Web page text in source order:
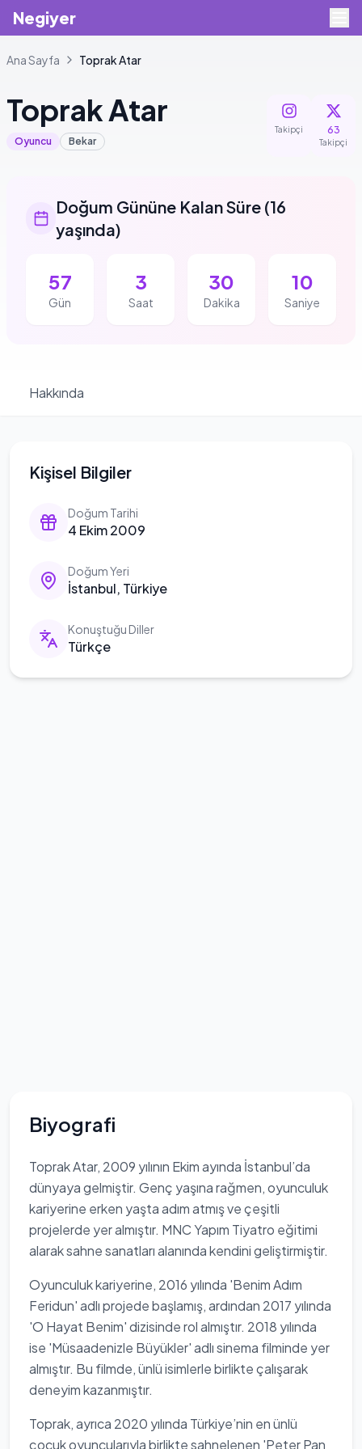
Negiyer
Ana Sayfa ToprakAtar
ToprakAtar
Oyuncu Bekar
Takipçi 63
Takipçi
Doğum Gününe Kalan Süre (16
yaşında)
57
Gün
3
Saat
30
Dakika
9
Saniye
Hakkında
Kişisel Bilgiler
Doğum Tarihi
4 Ekim 2009
Doğum Yeri
İstanbul, Türkiye
Konuştuğu Diller
Türkçe
Biyografi
Toprak Atar, 2009 yılının Ekim ayında İstanbul’da
dünyaya gelmiştir. Genç yaşına rağmen, oyunculuk
kariyerine erken yaşta adım atmış ve çeşitli
projelerde yer almıştır. MNC Yapım Tiyatro eğitimi
alarak sahne sanatları alanında kendini geliştirmiştir.
Oyunculuk kariyerine, 2016 yılında 'Benim Adım
Feridun' adlı projede başlamış, ardından 2017 yılında
'O Hayat Benim' dizisinde rol almıştır. 2018 yılında
ise 'Müsaadenizle Büyükler' adlı sinema filminde yer
almıştır. Bu filmde, ünlü isimlerle birlikte çalışarak
deneyim kazanmıştır.
Toprak, ayrıca 2020 yılında Türkiye’nin en ünlü
çocuk oyuncularıyla birlikte sahnelenen 'Peter Pan